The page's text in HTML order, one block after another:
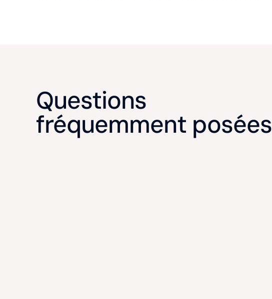
Questions
fréquemment posées